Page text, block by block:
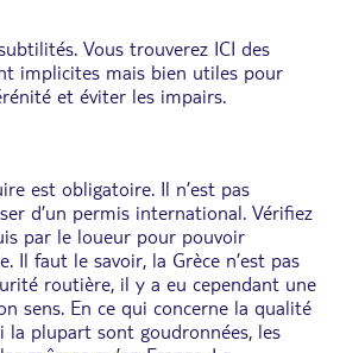
Vous trouverez ICI des
implicites mais bien utiles pour
et éviter les impairs.
est obligatoire. Il n’est pas
d’un permis international. Vérifiez
par le loueur pour pouvoir
Il faut le savoir, la Grèce n’est pas
routière, il y a eu cependant une
sens. En ce qui concerne la qualité
la plupart sont goudronnées, les